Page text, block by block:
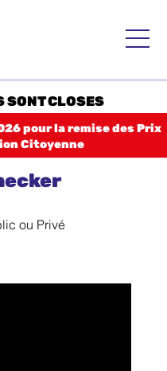
SONT CLOSES
pour la remise des Prix
Citoyenne
ou Privé